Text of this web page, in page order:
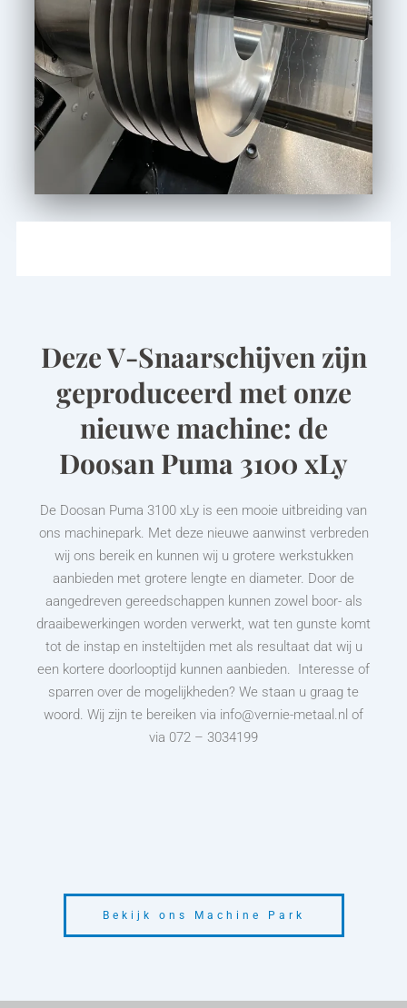
Deze V-Snaarschijven zijn
geproduceerd met onze
nieuwe machine: de
Doosan Puma 3100 xLy
De Doosan Puma 3100 xLy is een mooie uitbreiding van
ons machinepark. Met deze nieuwe aanwinst verbreden
wij ons bereik en kunnen wij u grotere werkstukken
aanbieden met grotere lengte en diameter. Door de
aangedreven gereedschappen kunnen zowel boor- als
draaibewerkingen worden verwerkt, wat ten gunste komt
tot de instap en insteltijden met als resultaat dat wij u
een kortere doorlooptijd kunnen aanbieden. Interesse of
sparren over de mogelijkheden? We staan u graag te
woord. Wij zijn te bereiken via info@vernie-metaal.nl of
via 072 – 3034199
Bekijk ons Machine Park